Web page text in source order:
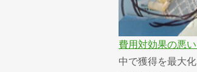
費用対効果の悪
中で獲得を最大